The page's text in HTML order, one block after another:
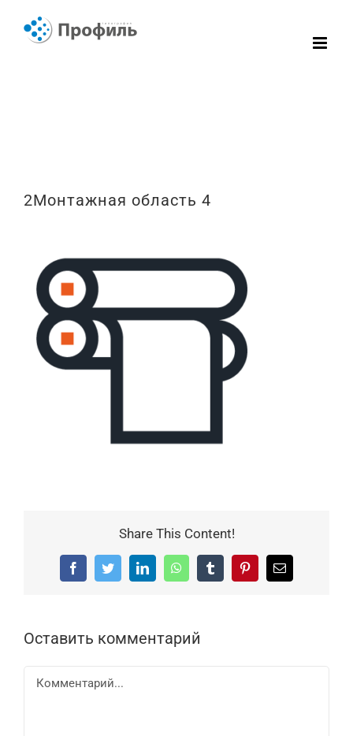
2Монтажная область 4
Share This Content!
FacebookTwitterLinkedInWhatsAppTumblrPinterestEmail
Оставить комментарий
Комментарий